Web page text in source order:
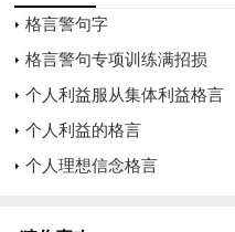
为官当自律，甘心清贫，不触
纵贪欲如落水，不用吹灰之力
山，定需步步用力，方能攀上
1、病从口入，腐从贪起。
2、事业重如山，名利淡如水。
格言警句字
格言警句专项训练满招损
个人利益服从集体利益格言
个人利益的格言
个人理想信念格言